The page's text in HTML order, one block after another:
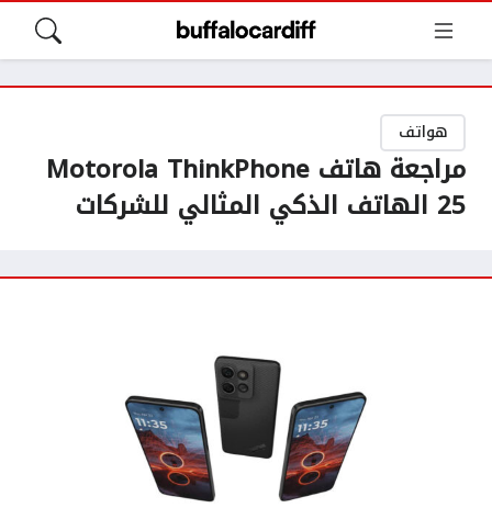
هواتف
مراجعة هاتف Motorola ThinkPhone
25 الهاتف الذكي المثالي للشركات